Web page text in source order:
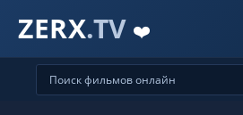
ZERX.TV ❤️